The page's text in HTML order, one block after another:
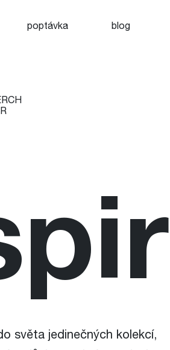
poptávka blog
světa jedinečných kolekcí,